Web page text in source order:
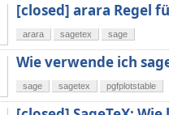
[closed] arara Regel
arara sagetex sage
Wie verwende ich
sage sagetex pgfplotstable